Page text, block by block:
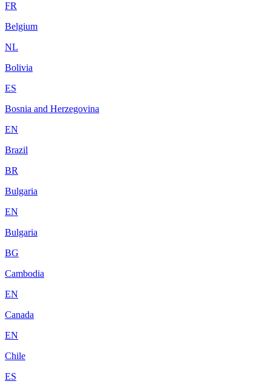
FR
Belgium
NL
Bolivia
ES
Bosnia and Herzegovina
EN
Brazil
BR
Bulgaria
EN
Bulgaria
BG
Cambodia
EN
Canada
EN
Chile
ES